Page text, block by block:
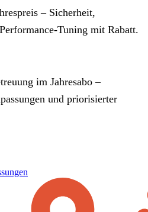
– Sicherheit,
mit Rabatt.
im Jahresabo –
und priorisierter